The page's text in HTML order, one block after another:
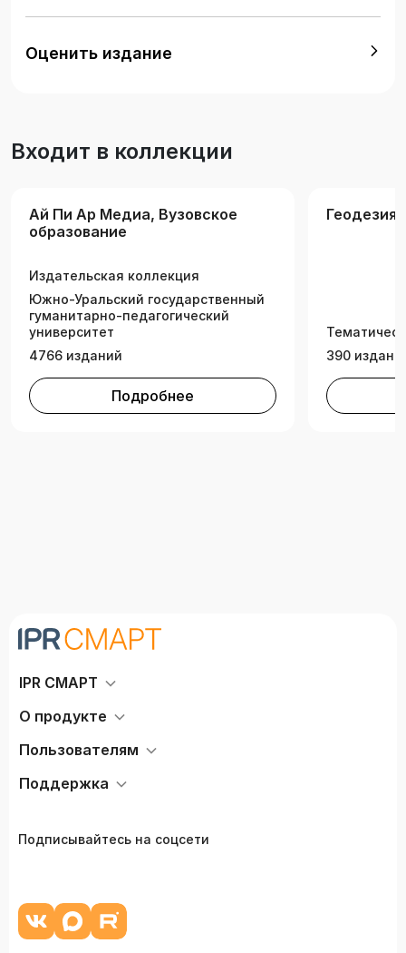
обучающихся по специальности 21.05.04
«Горное дело», изучающих дисциплину
«Геодезия и маркшейдерия». Может быть
маркшейдерского дела.
Оценить издание
Входит в коллекции
Ай Пи Ар Медиа, Вузовское
образование
Издательская коллекция
Южно-Уральский государственный
гуманитарно-педагогический
университет
4766 изданий
Подробнее
390
IPR СМАРТ
О продукте
Пользователям
Поддержка
Подписывайтесь на соцсети